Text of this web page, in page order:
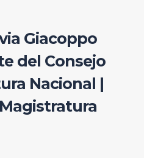
Giacoppo
del Consejo
Nacional |